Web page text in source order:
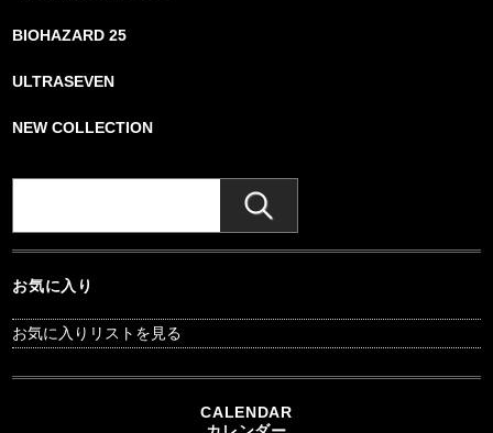
BIOHAZARD 25
ULTRASEVEN
NEW COLLECTION
お気に入り
お気に入りリストを見る